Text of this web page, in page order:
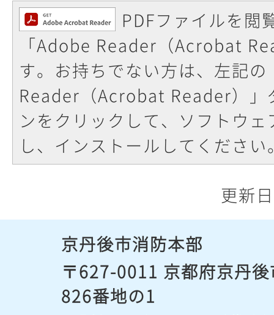
PDFファイルを閲
「Adobe Reader（Acrobat
す。お持ちでない方は、左記
Reader（Acrobat Reader）」
ンをクリックして、ソフトウ
し、インストールしてください
更新
京丹後市消防本部
〒627-0011 京都府京丹
826番地の1